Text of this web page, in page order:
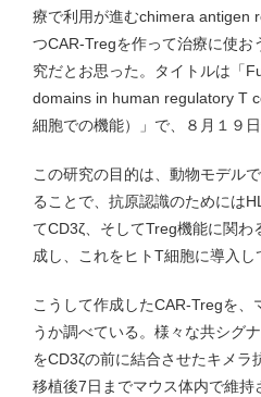
療で利用が進むchimera antigen
つCAR-Tregを作って治療に使
究だとお思った。タイトルは「
domains in human regulatory T
細胞での機能）」で、８月１９
この研究の目的は、動物モデル
ることで、抗原認識のためには
てCD3ζ、そしてTreg機能に関
成し、これをヒトT細胞に導入し
こうして作成したCAR-Tregを
うか調べている。様々な共シグ
をCD3ζの前に結合させたキメ
移植後7日までマウス体内で維持